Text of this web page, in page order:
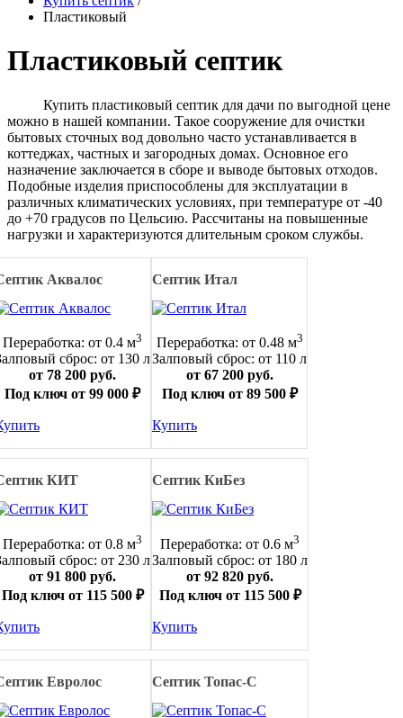
Пластиковый
Пластиковый септик
Купить пластиковый септик для дачи по выгодной цене
можно в нашей компании. Такое сооружение для очистки
бытовых сточных вод довольно часто устанавливается в
коттеджах, частных и загородных домах. Основное его
назначение заключается в сборе и выводе бытовых отходов.
Подобные изделия приспособлены для эксплуатации в
различных климатических условиях, при температуре от -40
до +70 градусов по Цельсию. Рассчитаны на повышенные
нагрузки и характеризуются длительным сроком службы.
Аквалос
Переработка: от 0.4 м3
сброс: от 130 л
от 78 200 руб.
Под ключ от 99 000 ₽
Септик Итал
Переработка: от 0.48 м3
Залповый сброс: от 110 л
от 67 200 руб.
Под ключ от 89 500 ₽
Купить
КИТ
Переработка: от 0.8 м3
сброс: от 230 л
от 91 800 руб.
Под ключ от 115 500 ₽
Септик КиБез
Переработка: от 0.6 м3
Залповый сброс: от 180 л
от 92 820 руб.
Под ключ от 115 500 ₽
Купить
Евролос Септик Топас-С